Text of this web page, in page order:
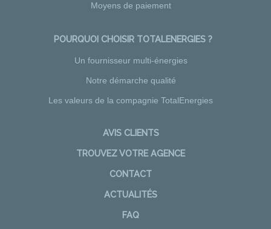
Moyens de paiement
POURQUOI CHOISIR TOTALENERGIES ?
Un fournisseur multi-énergies
Notre démarche qualité
Les valeurs de la compagnie TotalEnergies
AVIS CLIENTS
TROUVEZ VOTRE AGENCE
CONTACT
ACTUALITÉS
FAQ